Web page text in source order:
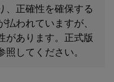
、正確性を確保する
われていますが、
があります。正式版
してください。